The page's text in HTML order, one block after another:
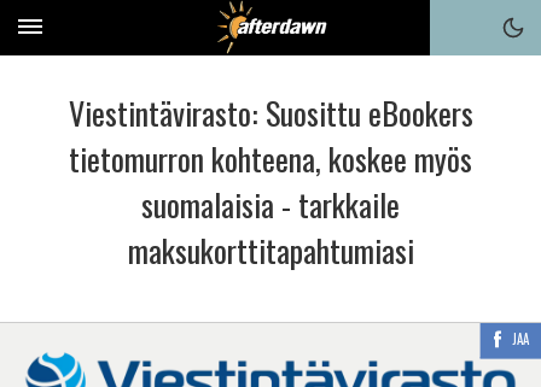
Viestintävirasto: Suosittu eBookers
tietomurron kohteena, koskee myös
suomalaisia - tarkkaile
maksukorttitapahtumiasi
JAA